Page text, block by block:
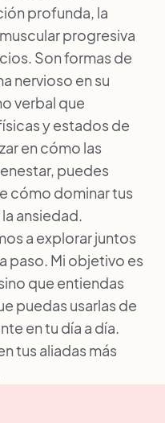
profunda, la
progresiva
Son formas de
nervioso en su
verbal que
y estados de
en cómo las
puedes
cómo dominar tus
ansiedad.
a explorar juntos
paso. Mi objetivo es
que entiendas
puedas usarlas de
en tu día a día.
tus aliadas más